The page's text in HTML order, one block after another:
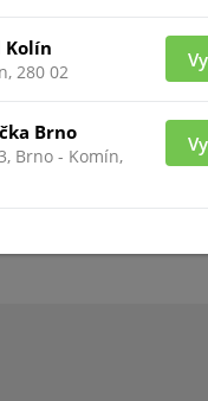
prihlásený
Kolín
280 02
Brno
Brno - Komín,